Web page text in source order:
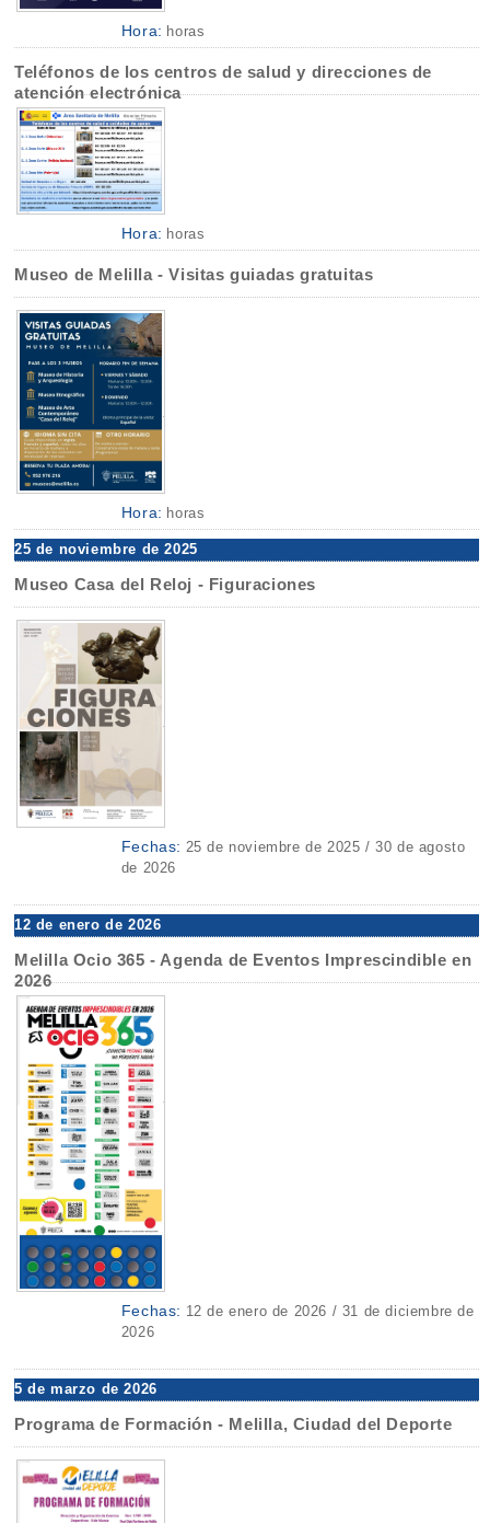
Hora: horas
Teléfonos de los centros de salud y direcciones de
atención electrónica
Hora: horas
Museo de Melilla - Visitas guiadas gratuitas
Hora: horas
25 de noviembre de 2025
Museo Casa del Reloj - Figuraciones
Fechas: 25 de noviembre de 2025 / 30 de agosto
de 2026
12 de enero de 2026
Melilla Ocio 365 - Agenda de Eventos Imprescindible en
2026
Fechas: 12 de enero de 2026 / 31 de diciembre de
2026
5 de marzo de 2026
Programa de Formación - Melilla, Ciudad del Deporte